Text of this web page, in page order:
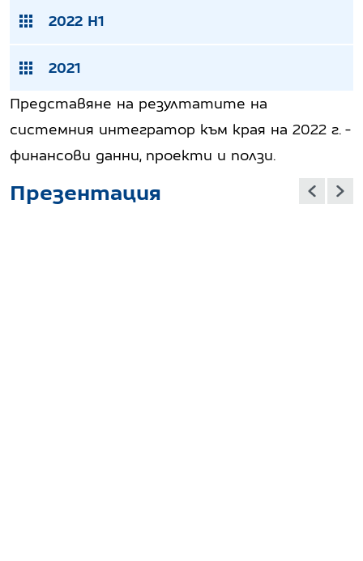
2022 H1
2021
Представяне на резултатите на
системния интегратор към края на 2022 г. -
финансови данни, проекти и ползи.
Презентация